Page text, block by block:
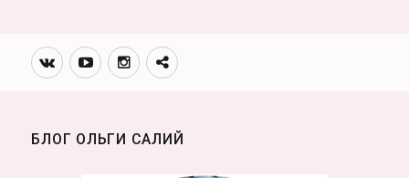
Вконтакте
YoutubeИнстаграмм
Телеграм
БЛОГ ОЛЬГИ САЛИЙ